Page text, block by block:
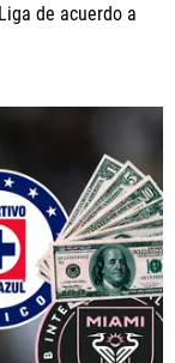
de acuerdo a